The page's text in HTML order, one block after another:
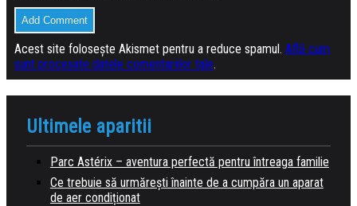
Acest site folosește Akismet pentru a reduce spamul. Află cum
sunt procesate datele comentariilor tale.
Ultimele aparitii
Parc Astérix – aventura perfectă pentru întreaga familie
Ce trebuie să urmărești înainte de a cumpăra un aparat
de aer condiționat